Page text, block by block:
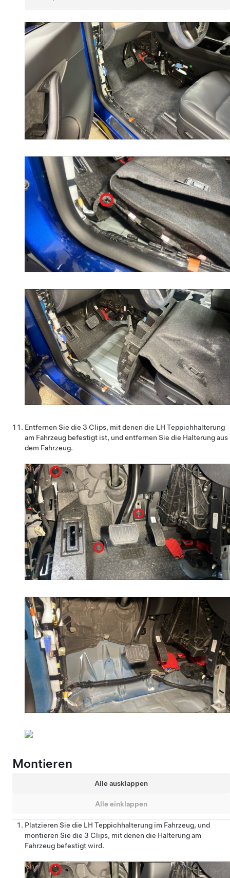
Entfernen Sie die 3 Clips, mit denen die LH Teppichhalterung
am Fahrzeug befestigt ist, und entfernen Sie die Halterung aus
dem Fahrzeug.
Montieren
Alle ausklappen
Alle einklappen
Platzieren Sie die LH Teppichhalterung im Fahrzeug, und
montieren Sie die 3 Clips, mit denen die Halterung am
Fahrzeug befestigt wird.